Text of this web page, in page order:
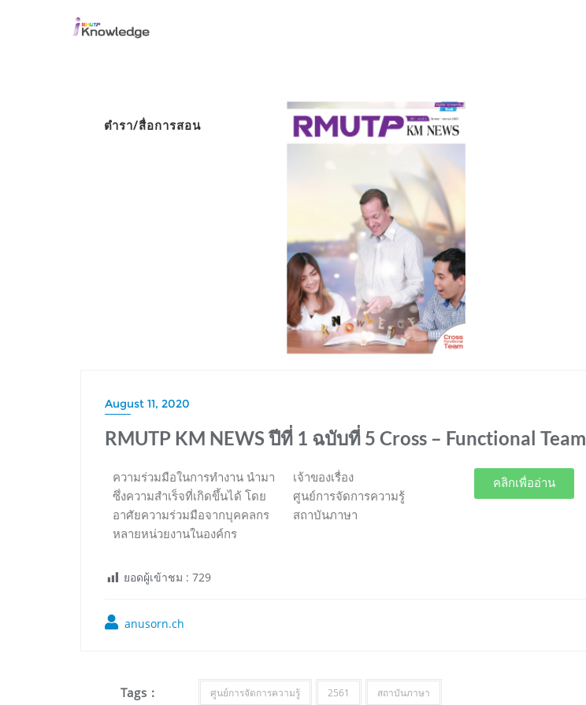
ตำรา/สื่อการสอน
August 11, 2020
RMUTP KM NEWS ปีที่ 1 ฉบับที่ 5 Cross – Functional Team
ความร่วมมือในการทำงาน นำมา
ซึ่งความสำเร็จที่เกิดขึ้นได้ โดย
อาศัยความร่วมมือจากบุคคลกร
หลายหน่วยงานในองค์กร
เจ้าของเรื่อง
ศูนย์การจัดการความรู้
สถาบันภาษา
คลิกเพื่ออ่าน
ยอดผู้เข้าชม : 729
anusorn.ch
Tags : ศูนย์การจัดการความรู้ 2561 สถาบันภาษา